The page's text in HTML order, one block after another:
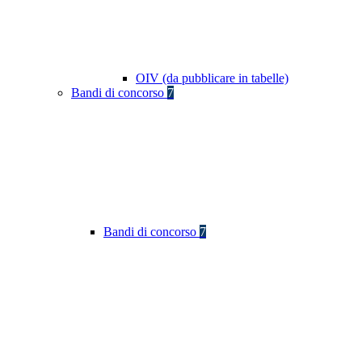
OIV (da pubblicare in tabelle)
Bandi di concorso 7
Bandi di concorso 7